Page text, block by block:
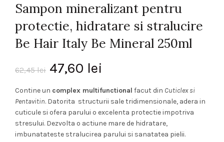
Sampon mineralizant pentru
protectie, hidratare si stralucire
Be Hair Italy Be Mineral 250ml
62,45lei Prețul
inițial
a
fost:
47,60 lei
curent
este:
47,60 lei.
Contine un complex multifunctional facut din Cuticlex si
Pentavitin. Datorita structurii sale tridimensionale, adera in
cuticule si ofera parului o excelenta protectie impotriva
stresului. Dezvolta o actiune mare de hidratare,
imbunatateste stralucirea parului si sanatatea pielii.